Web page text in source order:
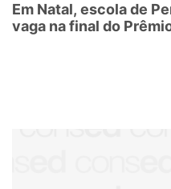
Em Natal, escola de
vaga na final do